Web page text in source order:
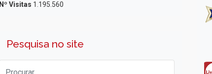
Nº Visitas 1.195.560
Pesquisa no site